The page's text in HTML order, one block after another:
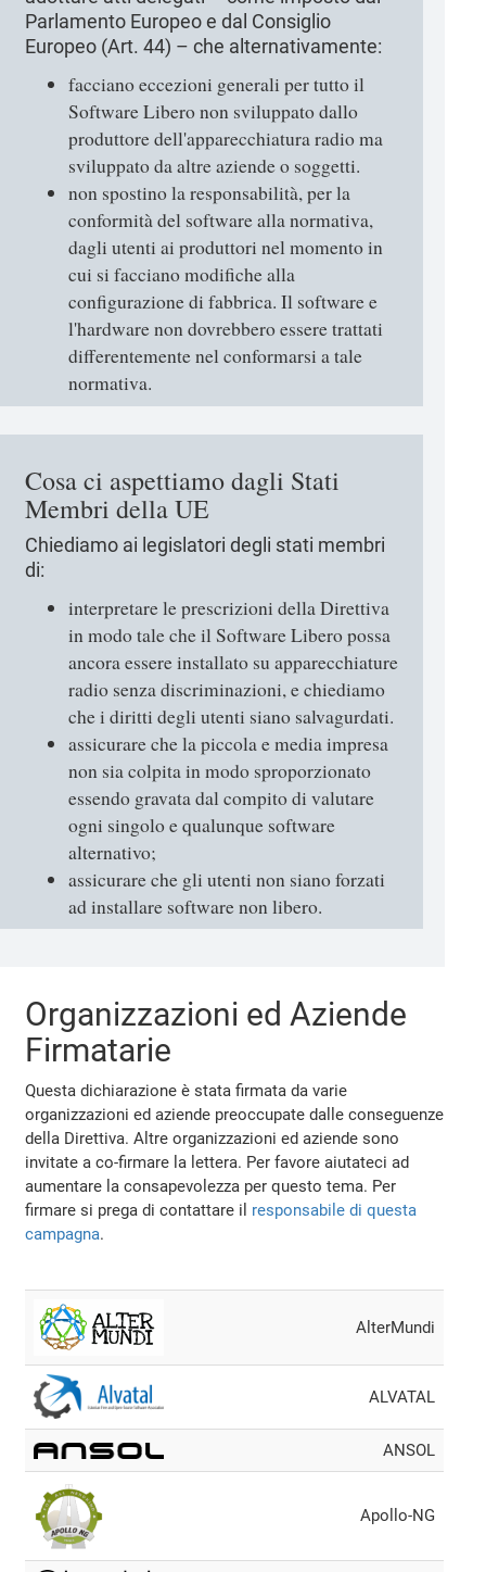
Parlamento Europeo e dal Consiglio
Europeo (Art. 44) – che alternativamente:
facciano eccezioni generali per tutto il
Software Libero non sviluppato dallo
produttore dell'apparecchiatura radio ma
sviluppato da altre aziende o soggetti.
non spostino la responsabilità, per la
conformità del software alla normativa,
dagli utenti ai produttori nel momento in
cui si facciano modifiche alla
configurazione di fabbrica. Il software e
l'hardware non dovrebbero essere trattati
differentemente nel conformarsi a tale
normativa.
Cosa ci aspettiamo dagli Stati
Membri della UE
Chiediamo ai legislatori degli stati membri
di:
interpretare le prescrizioni della Direttiva
in modo tale che il Software Libero possa
ancora essere installato su apparecchiature
radio senza discriminazioni, e chiediamo
che i diritti degli utenti siano salvagurdati.
assicurare che la piccola e media impresa
non sia colpita in modo sproporzionato
essendo gravata dal compito di valutare
ogni singolo e qualunque software
alternativo;
assicurare che gli utenti non siano forzati
ad installare software non libero.
Organizzazioni ed Aziende
Firmatarie
Questa dichiarazione è stata firmata da varie
organizzazioni ed aziende preoccupate dalle conseguenze
della Direttiva. Altre organizzazioni ed aziende sono
invitate a co-firmare la lettera. Per favore aiutateci ad
aumentare la consapevolezza per questo tema. Per
firmare si prega di contattare il responsabile di questa
campagna.
AlterMundi
ALVATAL
ANSOL
Apollo-NG